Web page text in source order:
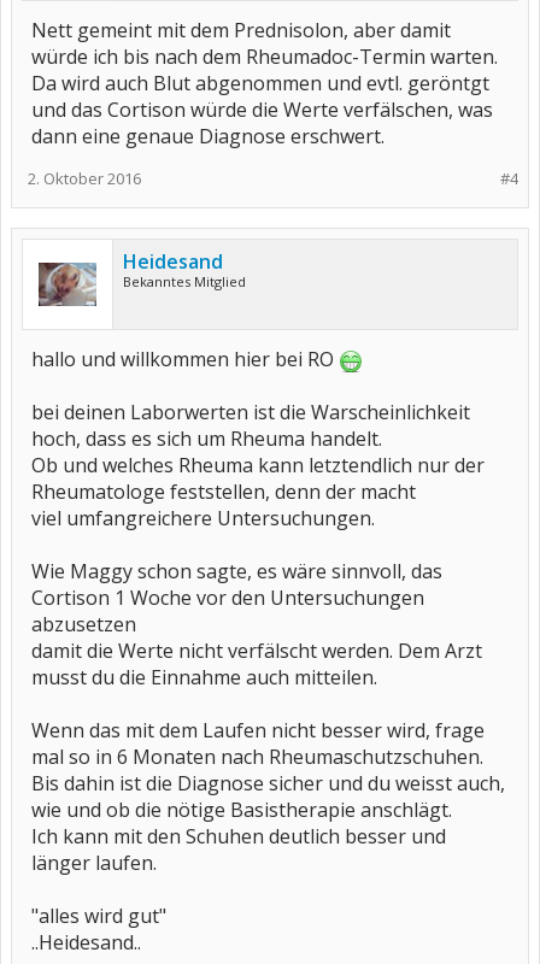
Nett gemeint mit dem Prednisolon, aber damit
würde ich bis nach dem Rheumadoc-Termin warten.
Da wird auch Blut abgenommen und evtl. geröntgt
und das Cortison würde die Werte verfälschen, was
dann eine genaue Diagnose erschwert.
#4
2. Oktober 2016
Heidesand
Bekanntes Mitglied
hallo und willkommen hier bei RO
bei deinen Laborwerten ist die Warscheinlichkeit
hoch, dass es sich um Rheuma handelt.
Ob und welches Rheuma kann letztendlich nur der
Rheumatologe feststellen, denn der macht
viel umfangreichere Untersuchungen.
Wie Maggy schon sagte, es wäre sinnvoll, das
Cortison 1 Woche vor den Untersuchungen
abzusetzen
damit die Werte nicht verfälscht werden. Dem Arzt
musst du die Einnahme auch mitteilen.
Wenn das mit dem Laufen nicht besser wird, frage
mal so in 6 Monaten nach Rheumaschutzschuhen.
Bis dahin ist die Diagnose sicher und du weisst auch,
wie und ob die nötige Basistherapie anschlägt.
Ich kann mit den Schuhen deutlich besser und
länger laufen.
"alles wird gut"
..Heidesand..